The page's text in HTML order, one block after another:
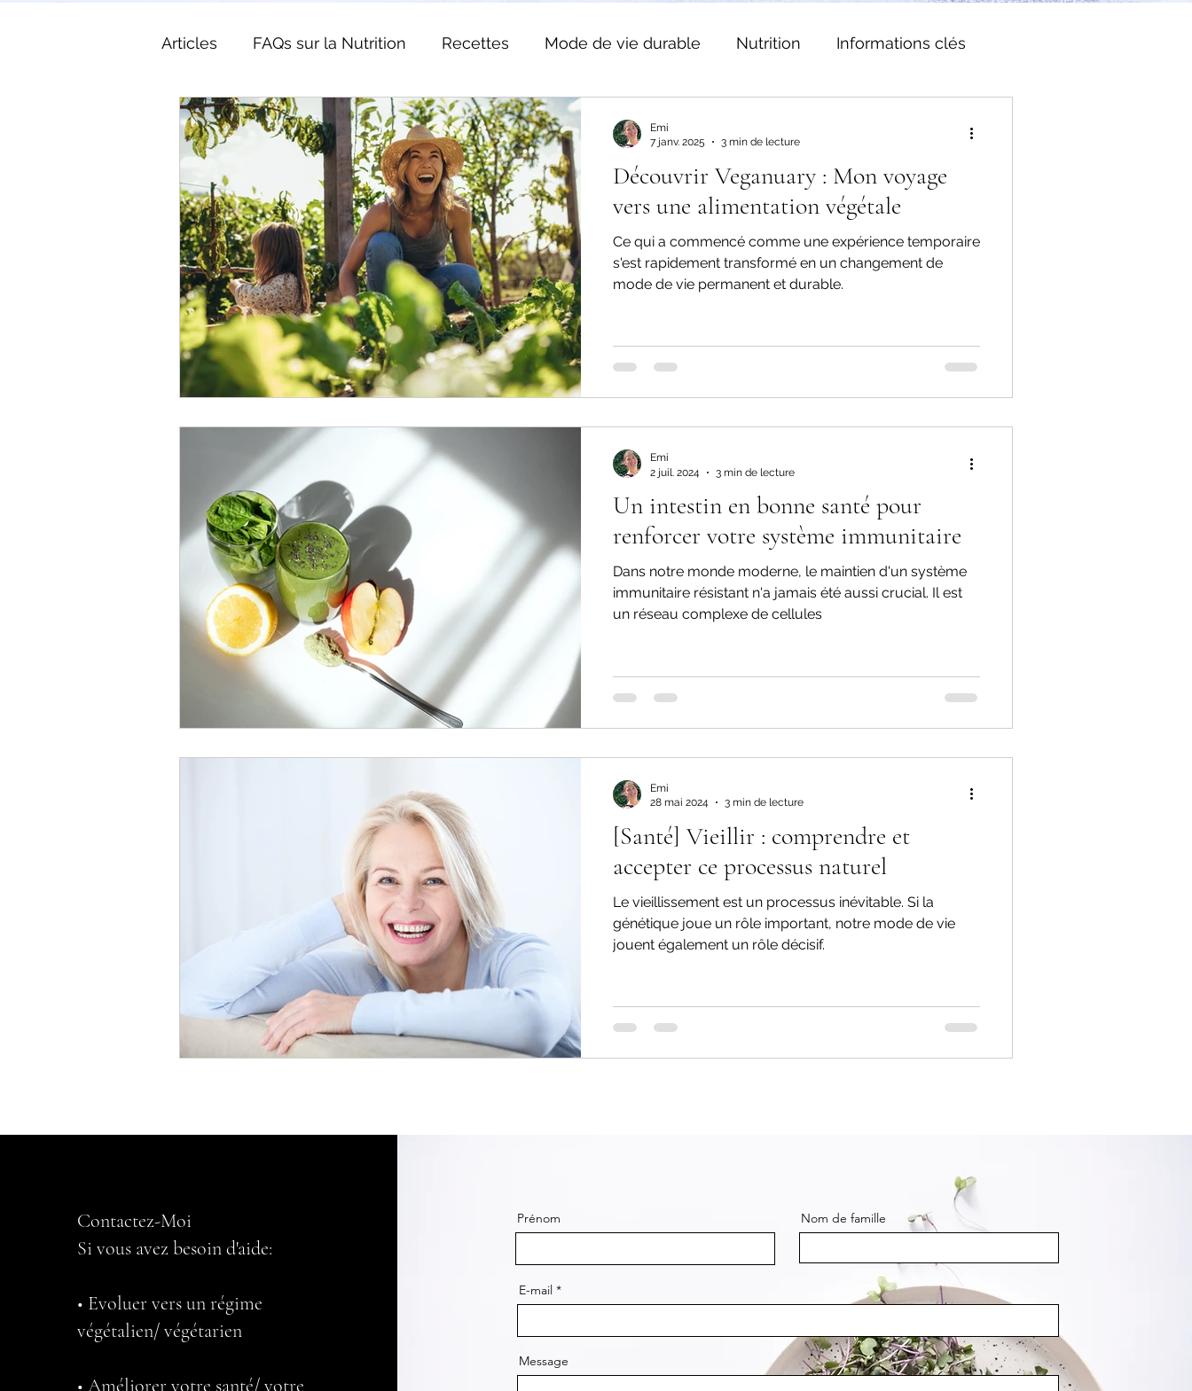
Articles FAQs sur la Nutrition Recettes Mode de vie durable Nutrition Informations clés
Découvrir Veganuary : Mon voyage
vers une alimentation végétale
Ce qui a commencé comme une expérience temporaire
s'est rapidement transformé en un changement de
mode de vie permanent et durable.
Emi
7 janv. 2025
3 min de lecture
Un intestin en bonne santé pour
renforcer votre système immunitaire
Dans notre monde moderne, le maintien d'un système
immunitaire résistant n'a jamais été aussi crucial. Il est
un réseau complexe de cellules
Emi
2 juil. 2024
3 min de lecture
[Santé] Vieillir : comprendre et
accepter ce processus naturel
Le vieillissement est un processus inévitable. Si la
génétique joue un rôle important, notre mode de vie
jouent également un rôle décisif.
Emi
28 mai 2024
3 min de lecture
Contactez-Moi
Si vous avez besoin d'aide:
• Evoluer vers un régime
végétalien/ végétarien
• Améliorer votre santé/ votre
Prénom Nom de famille
E-mail
Message